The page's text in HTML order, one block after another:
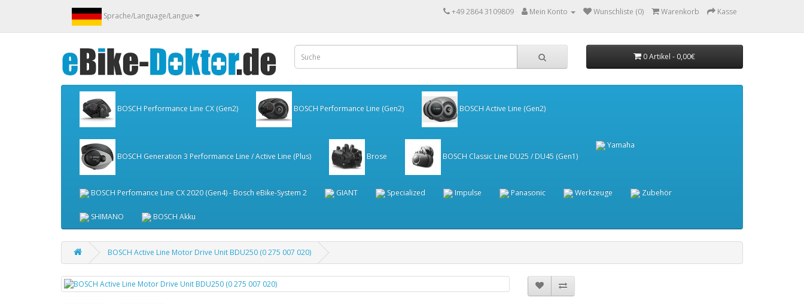
Sprache/Language/Langue +49 2864 3109809 Mein Konto Wunschliste (0) Warenkorb Kasse
0 Artikel - 0,00€
BOSCH Performance Line CX (Gen2) BOSCH Performance Line (Gen2) BOSCH Active Line (Gen2)
BOSCH Generation 3 Performance Line / Active Line (Plus) Brose BOSCH Classic Line DU25 / DU45 (Gen1)
Yamaha
BOSCH Perfomance Line CX 2020 (Gen4) - Bosch eBike-System 2 GIANT Specialized Impulse Panasonic Werkzeuge Zubehör
SHIMANO BOSCH Akku
BOSCH Active Line Motor Drive Unit BDU250 (0 275 007 020)